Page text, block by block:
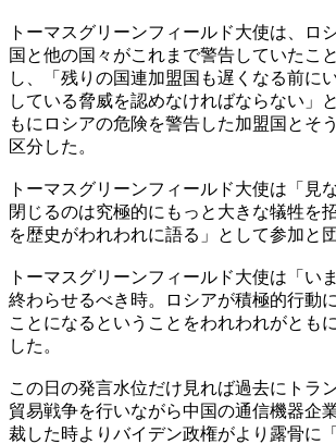
トーマスグリーンフィールド大使は、ロ
国と他の国々がこれまで警告していたこ
し、「残りの国連加盟国も遅くなる前に
している脅威を認めなければならない」
もにロシアの危険を警告した加盟国とそ
区分した。
トーマスグリーンフィールド大使は「見
閉じるのは究極的にもっと大きな犠牲を
を歴史がわれわれに語る」として参加と
トーマスグリーンフィールド大使は「い
終わらせるべき時。ロシアが積極的行動
ことになるということをわれわれがとも
した。
この日の発言水位だけ見れば過去にトラ
貿易戦争を行いながら中国の通信機器企
裁した時よりバイデン政権がより露骨に